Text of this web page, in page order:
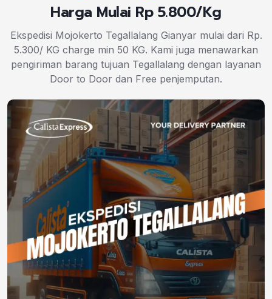
Harga Mulai Rp 5.800/Kg
Ekspedisi Mojokerto Tegallalang Gianyar mulai dari Rp.
5.300/ KG charge min 50 KG. Kami juga menawarkan
pengiriman barang tujuan Tegallalang dengan layanan
Door to Door dan Free penjemputan.